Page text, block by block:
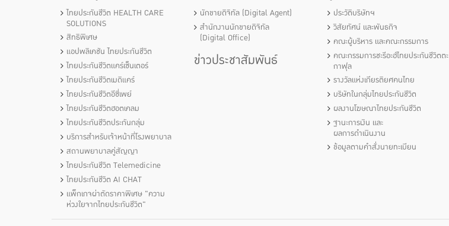
ไทยประกันชีวิต HEALTH CARE
SOLUTIONS
สิทธิพิเศษ
แอปพลิเคชัน ไทยประกันชีวิต
ไทยประกันชีวิตแคร์เซ็นเตอร์
ไทยประกันชีวิตเมดิแคร์
ไทยประกันชีวิตอีซี่เพย์
ไทยประกันชีวิตฮอตเคลม
ไทยประกันชีวิตประกันกลุ่ม
บริการสำหรับเจ้าหน้าที่โรงพยาบาล
สถานพยาบาลคู่สัญญา
ไทยประกันชีวิต Telemedicine
ไทยประกันชีวิต AI CHAT
แพ็กเกจผ่าตัดราคาพิเศษ "ความ
ห่วงใยจากไทยประกันชีวิต"
นักขายดิจิทัล (Digital Agent)
สำนักงานนักขายดิจิทัล
(Digital Office)
ข่าวประชาสัมพันธ์
ประวัติบริษัทฯ
วิสัยทัศน์ และพันธกิจ
คณะผู้บริหาร และคณะกรรมการ
คณะกรรมการชะรีอะฮ์ไทยประกันชีวิตตะ
กาฟุล
รางวัลแห่งเกียรติยศคนไทย
บริษัทในกลุ่มไทยประกันชีวิต
ผลงานโฆษณาไทยประกันชีวิต
ฐานะการเงิน และ
ผลการดำเนินงาน
ข้อมูลตามคำสั่งนายทะเบียน